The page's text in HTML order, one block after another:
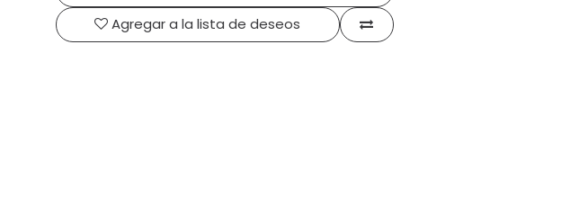
Agregar a la lista de deseos